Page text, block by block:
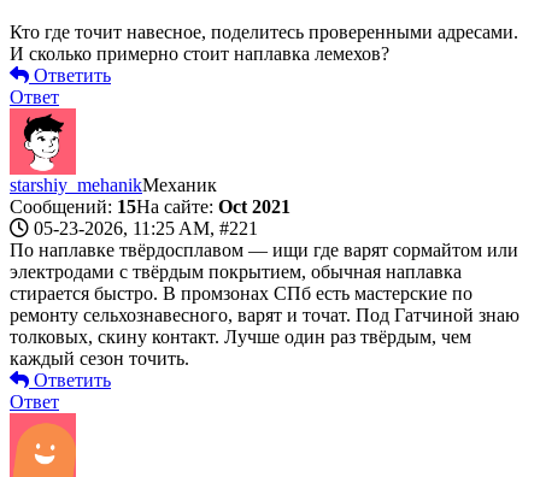
Кто где точит навесное, поделитесь проверенными адресами.
И сколько примерно стоит наплавка лемехов?
Ответить
Ответ
starshiy_mehanikМеханик
Сообщений: 15На сайте: Oct 2021
05-23-2026, 11:25 AM, #221
По наплавке твёрдосплавом — ищи где варят сормайтом или
электродами с твёрдым покрытием, обычная наплавка
стирается быстро. В промзонах СПб есть мастерские по
ремонту сельхознавесного, варят и точат. Под Гатчиной знаю
толковых, скину контакт. Лучше один раз твёрдым, чем
каждый сезон точить.
Ответить
Ответ